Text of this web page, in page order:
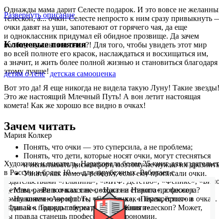
Однажды мама дарит Селесте подарок. И это вовсе не
телескоп, а... очки! Селесте непросто к ним сразу привыкнуть
очки давят на уши, запотевают от горячего чая, да еще
и одноклассник придумал ей обидное прозвище. Да зачем
вообще нужны эти очки?! Для того, чтобы увидеть этот мир
во всей полноте его красок, наслаждаться и восхищаться им,
а значит, и жить более полной жизнью и становиться благодаря
этому лучше!
Вот это да! Я еще никогда не видела такую Луну! Такие звезды!
Это же настоящий Млечный Путь! А вон летит настоящая
комета! Как же хорошо все видно в очках!
Зачем читать
Понять, что очки — это суперсила, а не проблема;
Понять, что дети, которые носят очки, могут стесняться
и испытывать дискомфорт, поэтому не нужно их
Узнать, как помочь ребенку, если ему прописали очки.
— Мам, разве в очках я не похожа на старого профессора?
— Ну конечно же нет! Ты такая же, как и была, просто в очках.
А давай я подарю тебе на день рождения телескоп? Может,
ты правда станешь профессором астрономии.
Развернуть описание
Ключевые понятия
детям о теле детская самооценка
Мария Колкер
Художник и писатель. Нарисовала более 25 книг для
в России и более 10 — для зарубежных. Работает с
издательствами «Альпина», «МИФ. Детство», «Феникс»,
Детства», «Рипол классик», «Настя и Никита», а также с
компаниями «Аэрофлот», «Сбербанк», «Перекрёсток» и
«Финам». Трижды лауреат «Образа Книги».